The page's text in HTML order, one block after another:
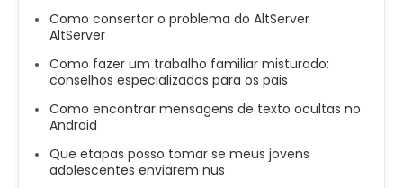
Como consertar o problema do AltServer
AltServer
Como fazer um trabalho familiar misturado:
conselhos especializados para os pais
Como encontrar mensagens de texto ocultas no
Android
Que etapas posso tomar se meus jovens
adolescentes enviarem nus